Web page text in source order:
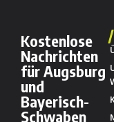
Kostenlose
Nachrichten
für Augsburg
und
Bayerisch-
Schwaben